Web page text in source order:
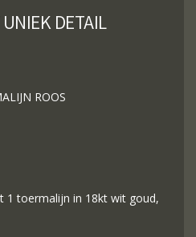
DETAIL
ROOS
1 toermalijn in 18kt wit goud,